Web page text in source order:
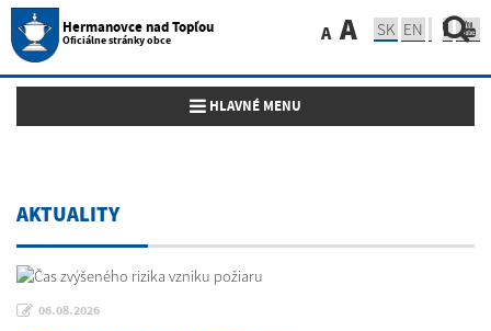
Hermanovce nad Topľou
Oficiálne stránky obce A A SK EN
Toggle navigation
HLAVNÉ MENU
AKTUALITY
06.08.2026